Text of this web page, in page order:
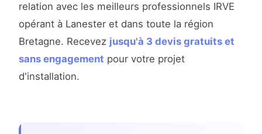
relation avec les meilleurs professionnels IRVE
opérant à Lanester et dans toute la région
Bretagne. Recevez jusqu'à 3 devis gratuits et
sans engagement pour votre projet
d'installation.